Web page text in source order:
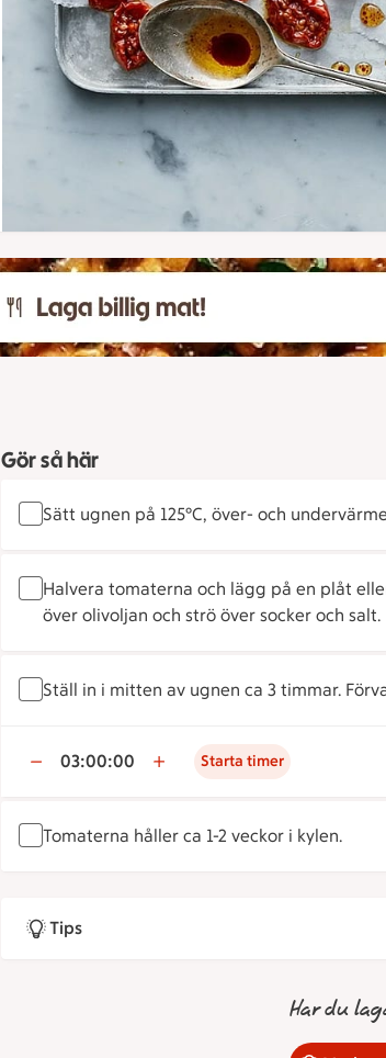
Gör så här
Sätt ugnen på 125°C, över- och
Halvera tomaterna och lägg på en plåt
över olivoljan och strö över socker och salt.
Ställ in i mitten av ugnen ca 3 timmar.
03:00:00 Starta timer
Tomaterna håller ca 1-2 veckor i kylen.
Tips
Har du